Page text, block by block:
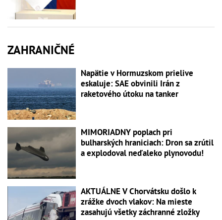
ZAHRANIČNÉ
Napätie v Hormuzskom prielive
eskaluje: SAE obvinili Irán z
raketového útoku na tanker
MIMORIADNY poplach pri
bulharských hraniciach: Dron sa zrútil
a explodoval neďaleko plynovodu!
AKTUÁLNE V Chorvátsku došlo k
zrážke dvoch vlakov: Na mieste
zasahujú všetky záchranné zložky